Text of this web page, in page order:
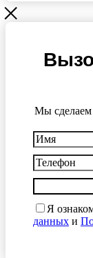
Мы сделаем
Я
данных и